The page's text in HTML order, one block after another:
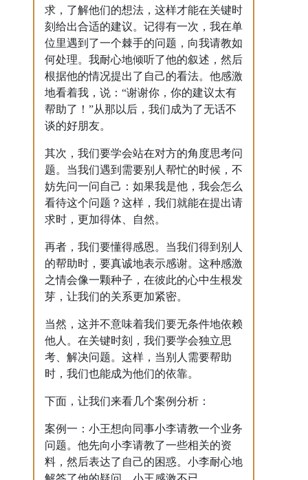
求，了解他们的想法，这样才能在关键时
刻给出合适的建议。记得有一次，我在单
位里遇到了一个棘手的问题，向我请教如
何处理。我耐心地倾听了他的叙述，然后
根据他的情况提出了自己的看法。他感激
地看着我，说：“谢谢你，你的建议太有
帮助了！”从那以后，我们成为了无话不
谈的好朋友。
其次，我们要学会站在对方的角度思考问
题。当我们遇到需要别人帮忙的时候，不
妨先问一问自己：如果我是他，我会怎么
看待这个问题？这样，我们就能在提出请
求时，更加得体、自然。
再者，我们要懂得感恩。当我们得到别人
的帮助时，要真诚地表示感谢。这种感激
之情会像一颗种子，在彼此的心中生根发
芽，让我们的关系更加紧密。
当然，这并不意味着我们要无条件地依赖
他人。在关键时刻，我们要学会独立思
考、解决问题。这样，当别人需要帮助
时，我们也能成为他们的依靠。
下面，让我们来看几个案例分析：
案例一：小王想向同事小李请教一个业务
问题。他先向小李请教了一些相关的资
料，然后表达了自己的困惑。小李耐心地